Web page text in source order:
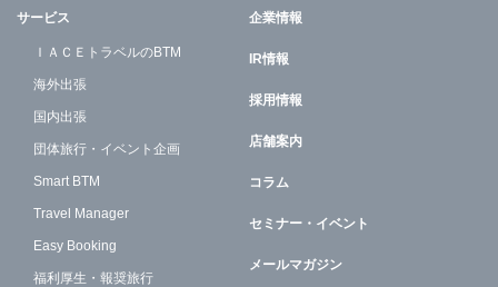
サービス
ＩＡＣＥトラベルのBTM
海外出張
国内出張
団体旅行・イベント企画
Smart BTM
Travel Manager
Easy Booking
福利厚生・報奨旅行
企業情報
IR情報
採用情報
店舗案内
コラム
セミナー・イベント
メールマガジン